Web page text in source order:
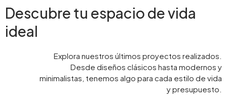
Descubre tu espacio de vida
ideal
Explora nuestros últimos proyectos realizados.
Desde diseños clásicos hasta modernos y
minimalistas, tenemos algo para cada estilo de vida
y presupuesto.